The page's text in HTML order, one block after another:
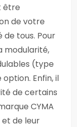
être
de votre
tous. Pour
modularité,
(type
Enfin, il
de certains
CYMA
et de leur